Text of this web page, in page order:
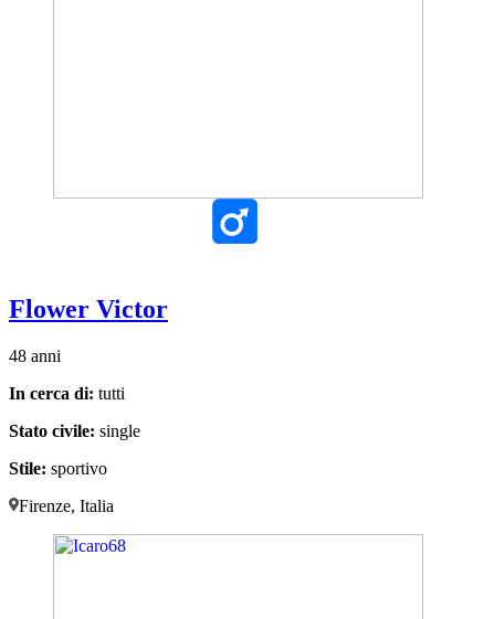
Flower Victor
48 anni
In cerca di: tutti
Stato civile: single
Stile: sportivo
Firenze, Italia